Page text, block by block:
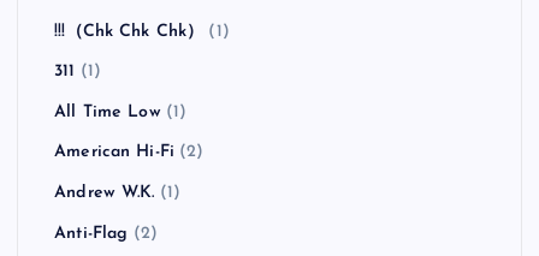
!!!（Chk Chk Chk） (1)
311 (1)
All Time Low(1)
American Hi-Fi (2)
Andrew W.K. (1)
Anti-Flag (2)